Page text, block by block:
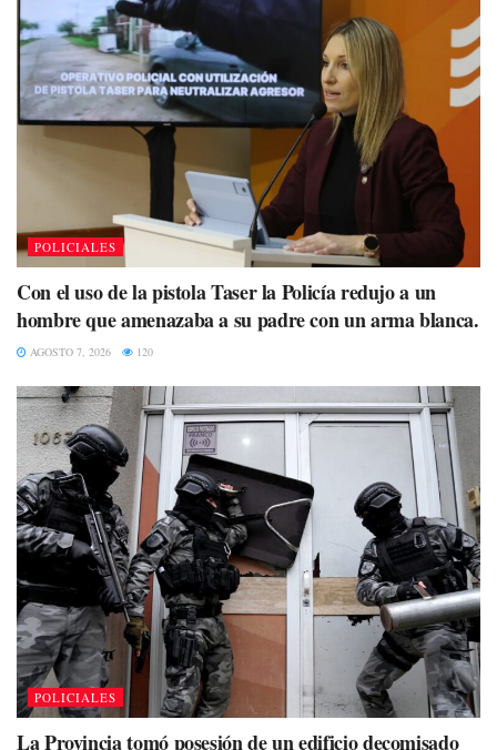
POLICIALES
Con el uso de la pistola Taser la Policía redujo a un
hombre que amenazaba a su padre con un arma blanca.
AGOSTO 7, 2026 120
POLICIALES
La Provincia tomó posesión de un edificio decomisado